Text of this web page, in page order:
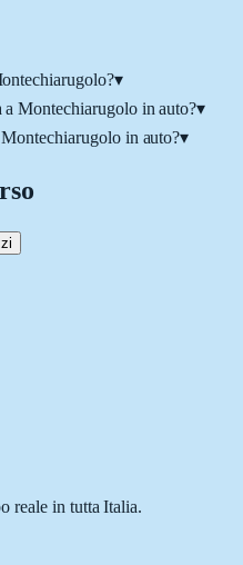
▾
Montechiarugolo in auto?▾
in auto?▾
reale in tutta Italia.